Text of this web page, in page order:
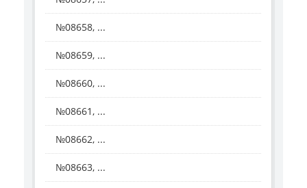
№08658, ...
№08659, ...
№08660, ...
№08661, ...
№08662, ...
№08663, ...